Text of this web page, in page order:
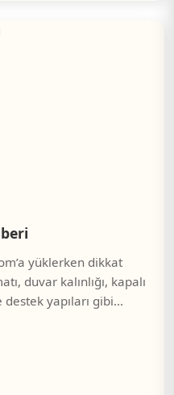
yüklerken dikkat
duvar kalınlığı, kapalı
yapıları gibi